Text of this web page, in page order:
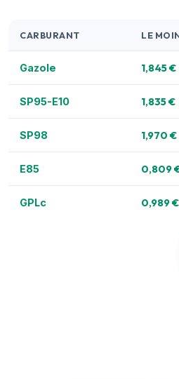
CARBURANT LE
Gazole 1,845 €
SP95-E10 1,835 €
SP98 1,970 €
E85 0,809
GPLc 0,989 €